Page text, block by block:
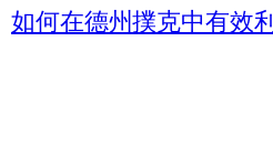
如何在德州撲克中有效